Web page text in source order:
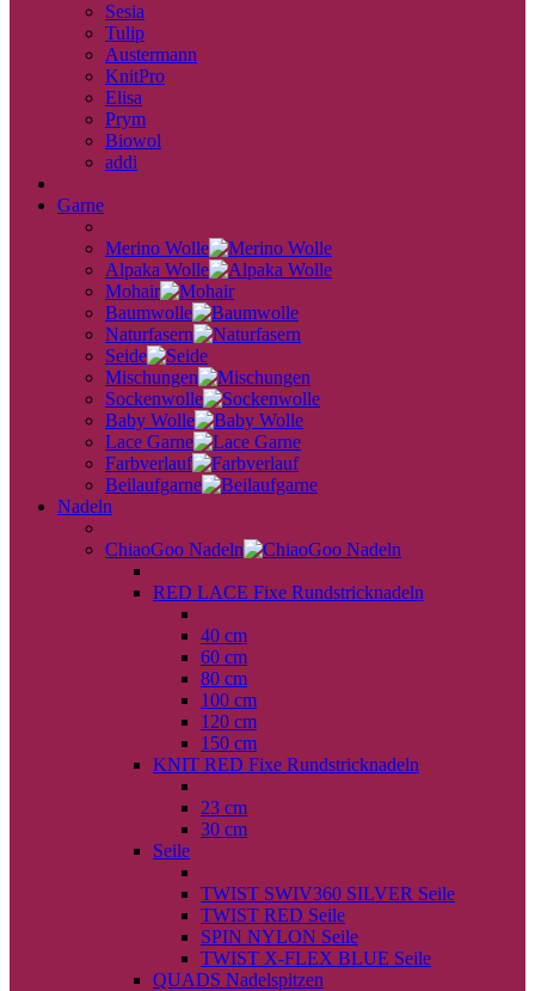
Sesia
Tulip
Austermann
KnitPro
Elisa
Prym
Biowol
addi
Garne
Merino Wolle
Alpaka Wolle
Mohair
Baumwolle
Naturfasern
Seide
Mischungen
Sockenwolle
Baby Wolle
Lace Garne
Farbverlauf
Beilaufgarne
Nadeln
ChiaoGoo Nadeln
RED LACE Fixe Rundstricknadeln
40 cm
60 cm
80 cm
100 cm
120 cm
150 cm
KNIT RED Fixe Rundstricknadeln
23 cm
30 cm
Seile
TWIST SWIV360 SILVER Seile
TWIST RED Seile
SPIN NYLON Seile
TWIST X-FLEX BLUE Seile
QUADS Nadelspitzen